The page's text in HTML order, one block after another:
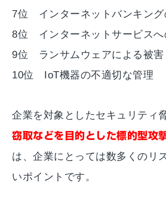
7位 インターネットバンキング
8位 インターネットサービスへ
9位 ランサムウェアによる被害
10位 IoT機器の不適切な管理
企業を対象としたセキュリティ
窃取などを目的とした標的型攻
は、企業にとっては数多くのリ
いポイントです。